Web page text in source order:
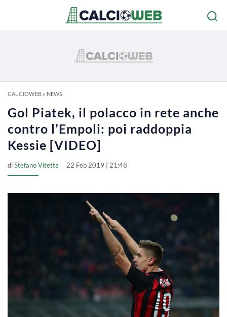
CALCIOWEB» NEWS
Gol Piatek, il polacco in rete anche
contro l’Empoli: poi raddoppia
Kessie [VIDEO]
diStefano Vitetta 22 Feb 2019 | 21:48